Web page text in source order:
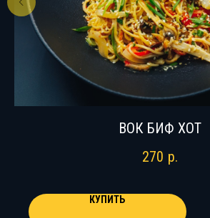
ВОК БИФ ХОТ
270 р.
КУПИТЬ